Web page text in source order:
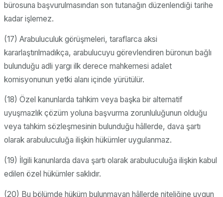
bürosuna başvurulmasından son tutanağın düzenlendiği tarihe
kadar işlemez.
(17) Arabuluculuk görüşmeleri, taraflarca aksi
kararlaştırılmadıkça, arabulucuyu görevlendiren büronun bağlı
bulunduğu adli yargı ilk derece mahkemesi adalet
komisyonunun yetki alanı içinde yürütülür.
(18) Özel kanunlarda tahkim veya başka bir alternatif
uyuşmazlık çözüm yoluna başvurma zorunluluğunun olduğu
veya tahkim sözleşmesinin bulunduğu hâllerde, dava şartı
olarak arabuluculuğa ilişkin hükümler uygulanmaz.
(19) İlgili kanunlarda dava şartı olarak arabuluculuğa ilişkin kabul
edilen özel hükümler saklıdır.
(20) Bu bölümde hüküm bulunmayan hâllerde niteliğine uygun